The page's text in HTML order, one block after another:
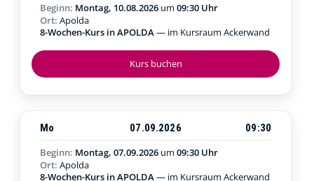
Kurs buchen
Beginn: Montag, 10.08.2026 um 09:30 Uhr
Ort: Apolda
8-Wochen-Kurs in APOLDA— im Kursraum Ackerwand
Mo 07.09.2026
09:30
Beginn: Montag, 07.09.2026 um 09:30 Uhr
Ort: Apolda
8-Wochen-Kurs in APOLDA— im Kursraum Ackerwand